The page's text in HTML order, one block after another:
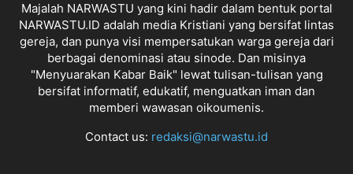
Majalah NARWASTU yang kini hadir dalam bentuk portal
NARWASTU.ID adalah media Kristiani yang bersifat lintas
gereja, dan punya visi mempersatukan warga gereja dari
berbagai denominasi atau sinode. Dan misinya
"Menyuarakan Kabar Baik" lewat tulisan-tulisan yang
bersifat informatif, edukatif, menguatkan iman dan
memberi wawasan oikoumenis.
Contact us: redaksi@narwastu.id